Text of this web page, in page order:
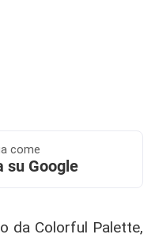
come
su Google
da Colorful Palette,